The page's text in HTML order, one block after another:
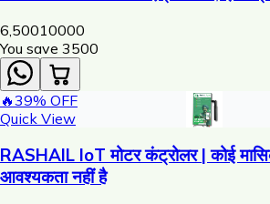
6,50010000
You save ₹ 3500
🔥39% OFF
Quick View
RASHAIL IoT मोटर कंट्रोलर | कोई
आवश्यकता नहीं है